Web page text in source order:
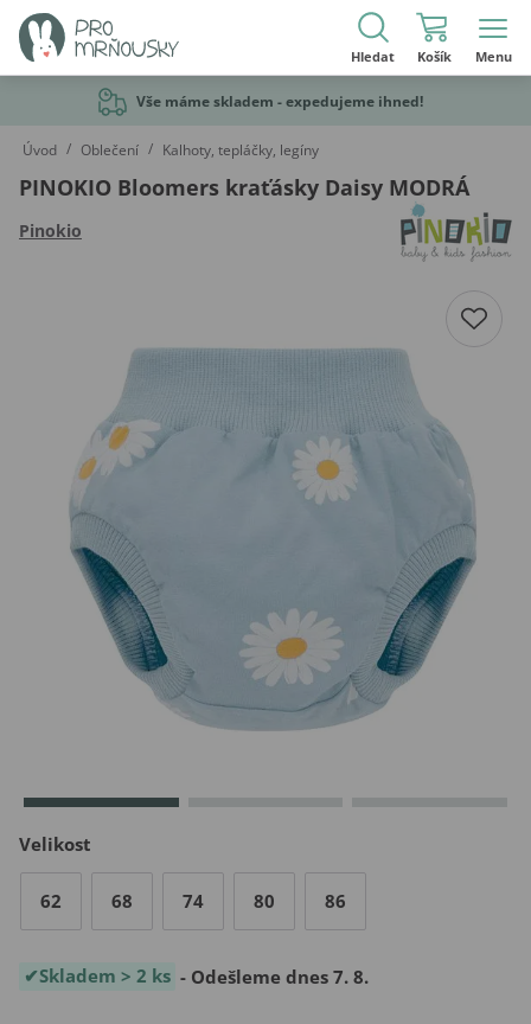
Hledat Košík Menu
Vše máme skladem - expedujeme ihned!
Úvod / Oblečení / Kalhoty, tepláčky, legíny
PINOKIO Bloomers kraťásky Daisy MODRÁ
Pinokio
Velikost
62 68 74 80 86
Skladem > 2 ks - Odešleme dnes 7. 8.